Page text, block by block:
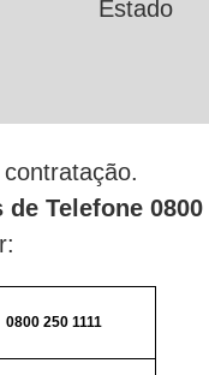
Estado
de Telefone 0800
0800 250 1111